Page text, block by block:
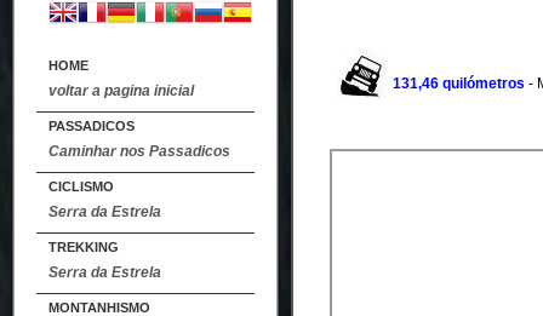
HOME
voltar a pagina inicial
PASSADICOS
Caminhar nos Passadicos
CICLISMO
Serra da Estrela
TREKKING
Serra da Estrela
MONTANHISMO
131,46 quilómetros -